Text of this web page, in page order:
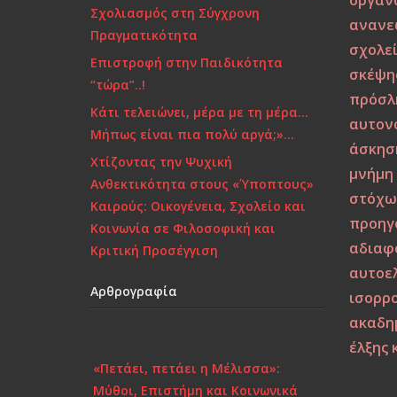
Σχολιασμός στη Σύγχρονη
Πραγματικότητα
Επιστροφή στην Παιδικότητα
“τώρα”..!
Κάτι τελειώνει, μέρα με τη μέρα…
Μήπως είναι πια πολύ αργά;»…
Χτίζοντας την Ψυχική
Ανθεκτικότητα στους «Ύποπτους»
Καιρούς: Οικογένεια, Σχολείο και
Κοινωνία σε Φιλοσοφική και
Κριτική Προσέγγιση
Αρθρογραφία
«Πετάει, πετάει η Μέλισσα»:
Μύθοι, Επιστήμη και Κοινωνικά
μνήμη
έλξης